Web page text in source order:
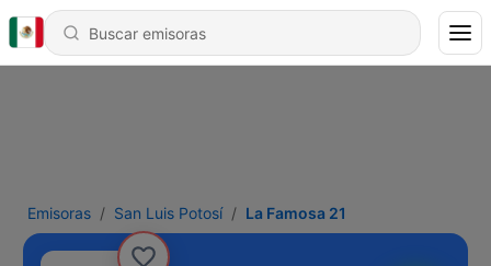
Emisoras San Luis Potosí La Famosa 21